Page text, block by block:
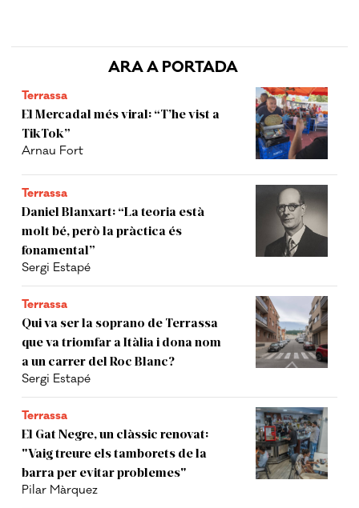
ARA A PORTADA
Terrassa
El Mercadal més viral: “T’he vist a
TikTok”
Arnau Fort
Terrassa
Daniel Blanxart: “La teoria està
molt bé, però la pràctica és
fonamental”
Sergi Estapé
Terrassa
Qui va ser la soprano de Terrassa
que va triomfar a Itàlia i dona nom
a un carrer del Roc Blanc?
Sergi Estapé
Terrassa
El Gat Negre, un clàssic renovat:
"Vaig treure els tamborets de la
barra per evitar problemes"
Pilar Màrquez